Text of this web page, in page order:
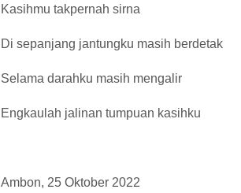
Kasihmu takpernah sirna
Di sepanjang jantungku masih berdetak
Selama darahku masih mengalir
Engkaulah jalinan tumpuan kasihku
Ambon, 25 Oktober 2022